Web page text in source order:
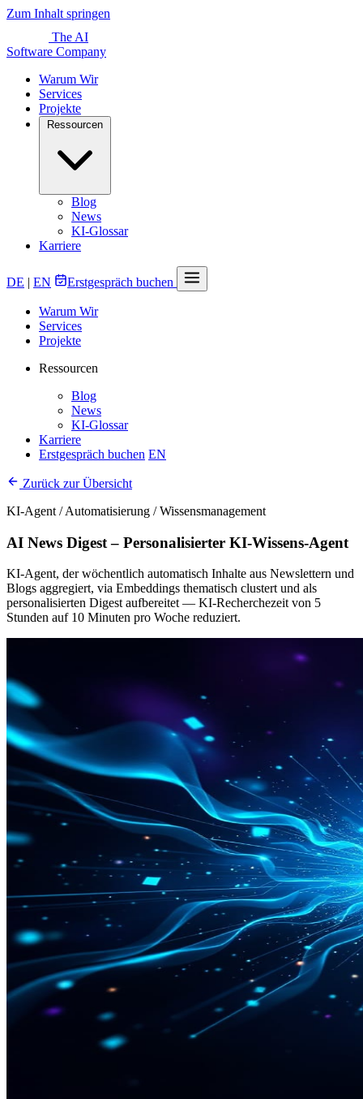
Zum Inhalt springen
The AI
Software Company
Warum Wir
Services
Projekte
Blog
News
KI-Glossar
Karriere
DE | EN Erstgespräch buchen
Warum Wir
Services
Projekte
Ressourcen
Blog
News
KI-Glossar
Karriere
Erstgespräch buchen EN
Zurück zur Übersicht
KI-Agent / Automatisierung / Wissensmanagement
AI News Digest – Personalisierter KI-Wissens-Agent
KI-Agent, der wöchentlich automatisch Inhalte aus Newslettern und
Blogs aggregiert, via Embeddings thematisch clustert und als
personalisierten Digest aufbereitet — KI-Recherchezeit von 5
Stunden auf 10 Minuten pro Woche reduziert.